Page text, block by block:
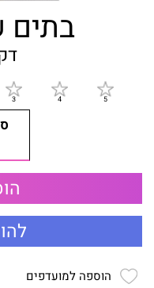
בתים
הוספה למועדפים